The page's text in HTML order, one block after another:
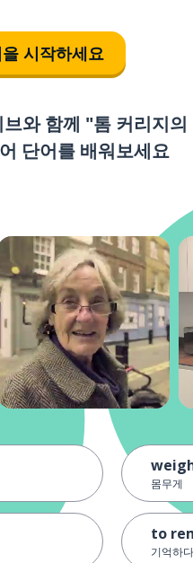
시작하세요
와 함께 "톰 커리지의
단어를 배워보세요
몸무게
to
기억하다